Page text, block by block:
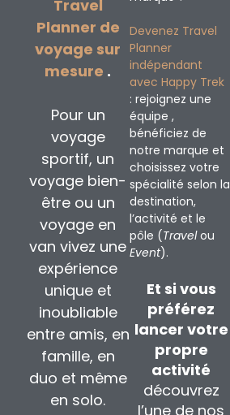
Travel
Planner de
voyage sur
mesure .
Pour un
voyage
sportif, un
voyage bien-
être ou un
voyage en
van vivez une
expérience
unique et
inoubliable
entre amis, en
famille, en
duo et même
en solo.
Devenez Travel
Planner
indépendant
avec Happy Trek
: rejoignez une
équipe ,
bénéficiez de
notre marque et
choisissez votre
spécialité selon la
destination,
l’activité et le
pôle (Travelou
Event).
Et si vous
préférez
lancer votre
propre
activité
découvrez
l’une de nos